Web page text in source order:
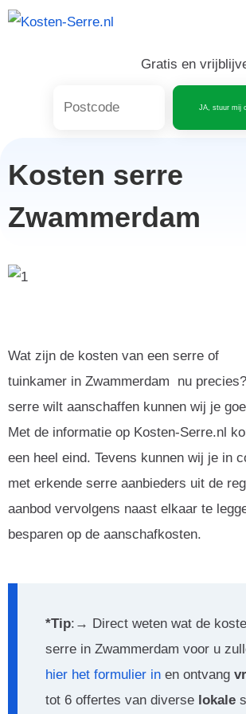
Skip
Gratis en
JA, stuur mij
Kosten serre
Zwammerdam
Wat zijn de kosten van een serre of
tuinkamer in Zwammerdam nu
serre wilt aanschaffen kunnen wij je
Met de informatie op Kosten-Serre.nl
een heel eind. Tevens kunnen wij je in
met erkende serre aanbieders uit de
aanbod vervolgens naast elkaar te
besparen op de aanschafkosten.
*Tip:→ Direct weten wat de
serre in Zwammerdam voor u
hier het formulier in en ontvang
tot 6 offertes van diverse lokale